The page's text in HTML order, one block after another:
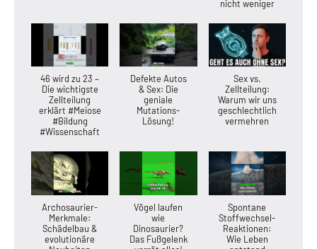
nicht weniger
46 wird zu 23 –
Die wichtigste
Zellteilung
erklärt #Meiose
#Bildung
#Wissenschaft
Defekte Autos
& Sex: Die
geniale
Mutations-
Lösung!
Sex vs.
Zellteilung:
Warum wir uns
geschlechtlich
vermehren
Archosaurier-
Merkmale:
Schädelbau &
evolutionäre
Vögel laufen
wie
Dinosaurier?
Das Fußgelenk
Spontane
Stoffwechsel-
Reaktionen:
Wie Leben